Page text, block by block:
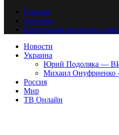
Главная
Авторам
Владельцам авторских
Новости
Украина
Юрий Подоляка —
Михаил
Россия
Мир
ТВ Онлайн